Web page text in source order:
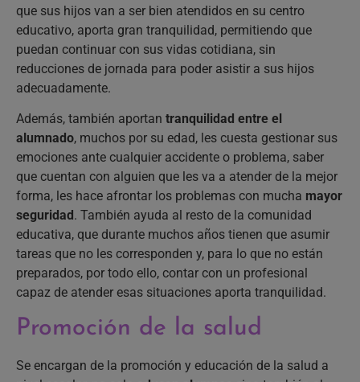
que sus hijos van a ser bien atendidos en su centro
educativo, aporta gran tranquilidad, permitiendo que
puedan continuar con sus vidas cotidiana, sin
reducciones de jornada para poder asistir a sus hijos
adecuadamente.
Además, también aportan tranquilidad entre el
alumnado, muchos por su edad, les cuesta gestionar sus
emociones ante cualquier accidente o problema, saber
que cuentan con alguien que les va a atender de la mejor
forma, les hace afrontar los problemas con mucha mayor
seguridad . También ayuda al resto de la comunidad
educativa, que durante muchos años tienen que asumir
tareas que no les corresponden y, para lo que no están
preparados, por todo ello, contar con un profesional
capaz de atender esas situaciones aporta tranquilidad.
Promoción de la salud
Se encargan de la promoción y educación de la salud a